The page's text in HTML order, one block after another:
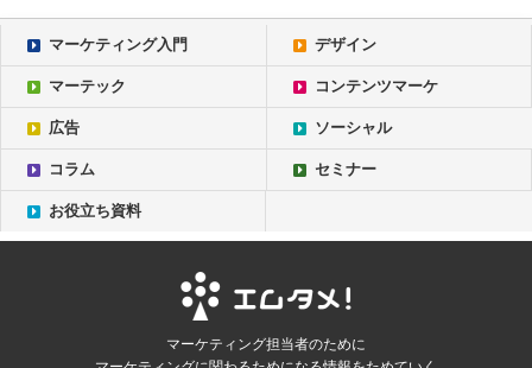
マーケティング入門 デザイン
マーテック コンテンツマーケ
広告 ソーシャル
コラム セミナー
お役立ち資料
マーケティング担当者のために